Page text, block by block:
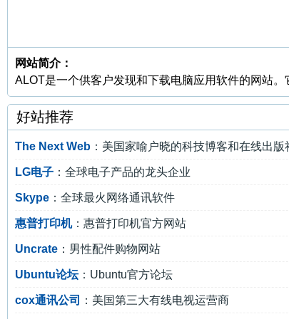
网站简介：
ALOT是一个供客户发现和下载电脑应用软件的网站
好站推荐
The Next Web ：美国家喻户晓的科技博客和在线出版
LG电子 ：全球电子产品的龙头企业
Skype ：全球最火网络通讯软件
惠普打印机：惠普打印机官方网站
Uncrate ：男性配件购物网站
Ubuntu论坛：Ubuntu官方论坛
cox通讯公司 ：美国第三大有线电视运营商